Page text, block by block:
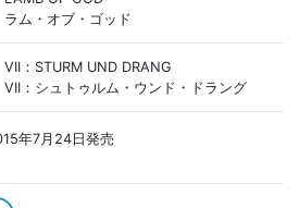
ラム・オブ・ゴッド
VII：STURM UND DRANG
VII：シュトゥルム・ウンド・ドラング
年7月24日発売